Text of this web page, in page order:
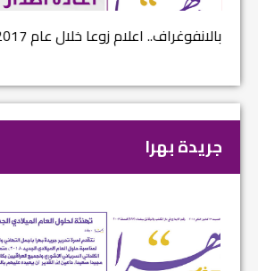
بالانفوغراف.. اعلام زوعا خلال عام 2017...
جريدة بهرا